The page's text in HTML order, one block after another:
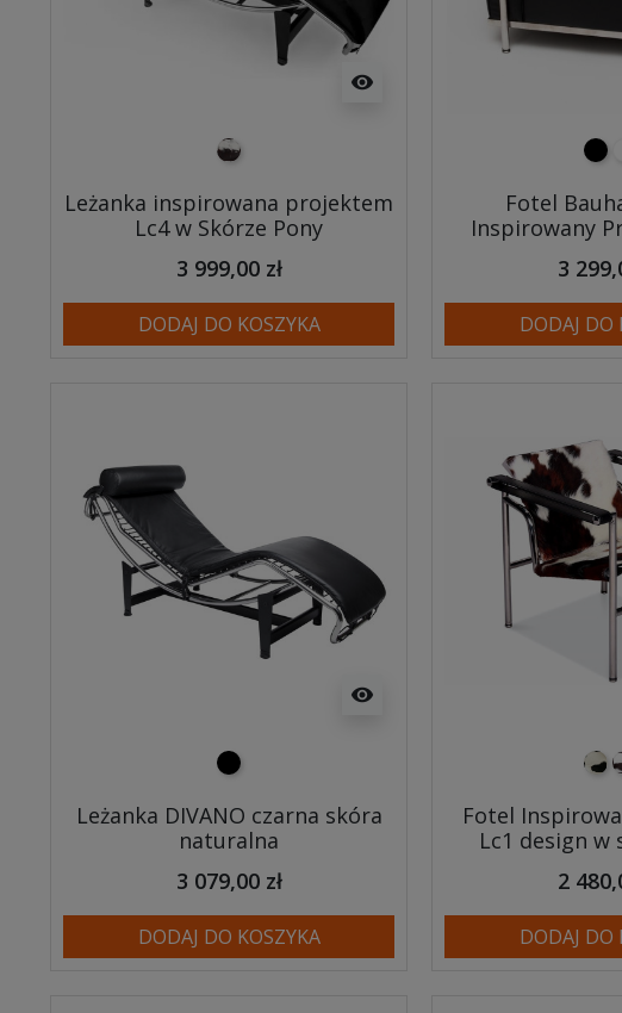
visibility
pony
Leżanka inspirowana projektem
Lc4 w Skórze Pony
3 999,00 zł
DODAJ DO KOSZYKA
Fotel
Inspirowany
3
DODAJ DO
visibility
czarny
Leżanka DIVANO czarna skóra
naturalna
3 079,00 zł
DODAJ DO KOSZYKA
Fotel
Lc1 design w
2
DODAJ DO